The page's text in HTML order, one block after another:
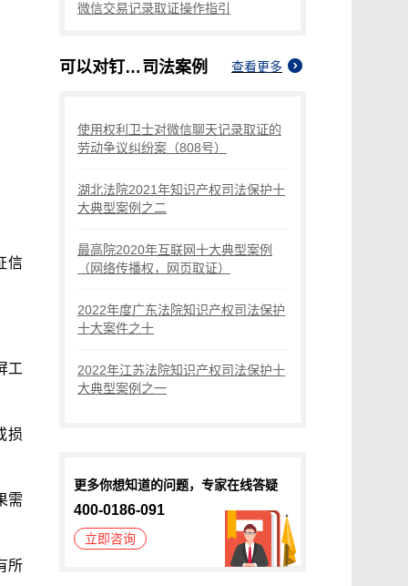
信
工
损
需
所
微信交易记录取证操作指引
可以对钉钉手机录屏取证吗 司法案例 查看更多
使用权利卫士对微信聊天记录取证的
劳动争议纠纷案（808号）
湖北法院2021年知识产权司法保护十
大典型案例之二
最高院2020年互联网十大典型案例
（网络传播权，网页取证）
2022年度广东法院知识产权司法保护
十大案件之十
2022年江苏法院知识产权司法保护十
大典型案例之一
更多你想知道的问题，专家在线答疑
400-0186-091
立即咨询